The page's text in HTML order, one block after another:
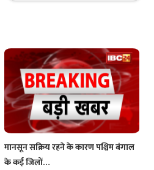
मानसून सक्रिय रहने के कारण पश्चिम बंगाल
के कई जिलों…